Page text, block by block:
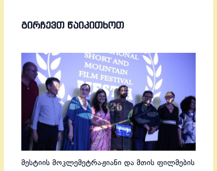
ᲒᲘᲠᲩᲔᲕᲗ ᲬᲐᲘᲙᲘᲗᲮᲝᲗ
მესტიის მოკლემეტრაჟიანი და მთის ფილმების